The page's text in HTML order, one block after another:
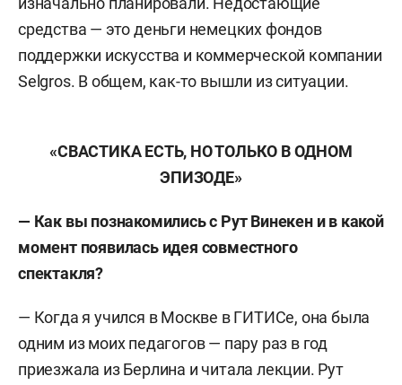
средства — это деньги немецких фондов
поддержки искусства и коммерческой компании
Selgros. В общем, как-то вышли из ситуации.
«СВАСТИКА ЕСТЬ, НО ТОЛЬКО В ОДНОМ
ЭПИЗОДЕ»
— Как вы познакомились с Рут Винекен и в какой
момент появилась идея совместного
спектакля?
— Когда я учился в Москве в ГИТИСе, она была
одним из моих педагогов — пару раз в год
приезжала из Берлина и читала лекции. Рут